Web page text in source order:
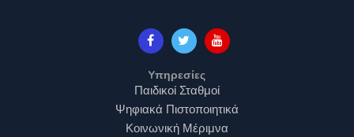
Yπηρεσίες
Παιδικοί Σταθμοί
Ψηφιακά Πιστοποιητικά
Κοινωνική Μέριμνα